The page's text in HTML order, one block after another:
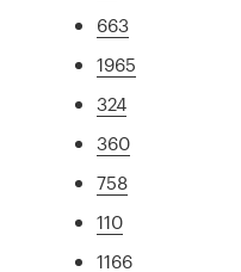
663
1965
324
360
758
110
1166